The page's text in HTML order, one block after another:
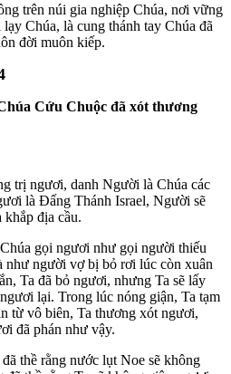
trên núi gia nghiệp Chúa, nơi vững
Chúa, là cung thánh tay Chúa đã
đời muôn kiếp.
Cứu Chuộc đã xót thương
trị ngươi, danh Người là Chúa các
là Đấng Thánh Israel, Người sẽ
địa cầu.
gọi ngươi như gọi người thiếu
như người vợ bị bỏ rơi lúc còn xuân
Ta đã bỏ ngươi, nhưng Ta sẽ lấy
lại. Trong lúc nóng giận, Ta tạm
từ vô biên, Ta thương xót ngươi,
đã phán như vậy.
thề rằng nước lụt Noe sẽ không